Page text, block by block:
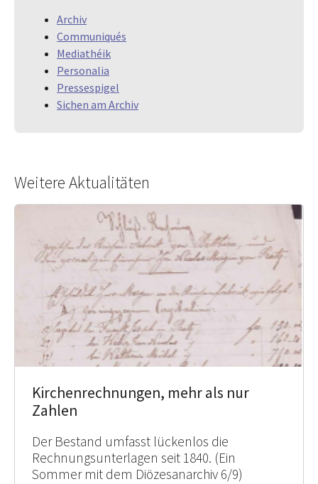
Archiv
Communiqués
Mediathéik
Personalia
Pressespigel
Sichen am Archiv
Weitere Aktualitäten
Kirchenrechnungen, mehr als nur
Zahlen
Der Bestand umfasst lückenlos die
Rechnungsunterlagen seit 1840. (Ein
Sommer mit dem Diözesanarchiv 6/9)